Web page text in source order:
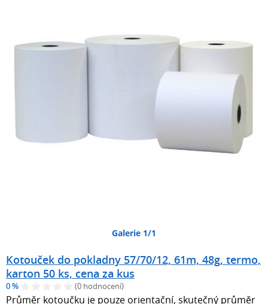
Galerie 1/1
Kotouček do pokladny 57/70/12, 61m, 48g, termo,
karton 50 ks, cena za kus
0 % (0 hodnocení)
Průměr kotoučku je pouze orientační, skutečný průměr